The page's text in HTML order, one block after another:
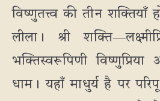
विष्णुतत्त्व की तीन
लीला। श्री
भक्तिस्वरूपिणी
धाम। यहाँ माधुर्य है पर